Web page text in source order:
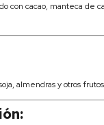
con cacao, manteca de
almendras y otros